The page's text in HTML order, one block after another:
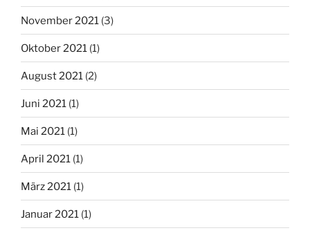
November 2021 (3)
Oktober 2021 (1)
August 2021 (2)
Juni 2021 (1)
Mai 2021 (1)
April 2021 (1)
März 2021 (1)
Januar 2021 (1)